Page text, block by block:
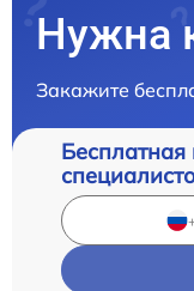
Нужна
Закажите
Бесплатная